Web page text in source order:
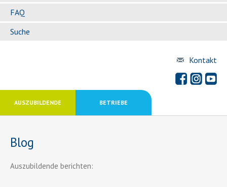
FAQ
Suche
Kontakt
AUSZUBILDENDE BETRIEBE
Blog
Auszubildende berichten: